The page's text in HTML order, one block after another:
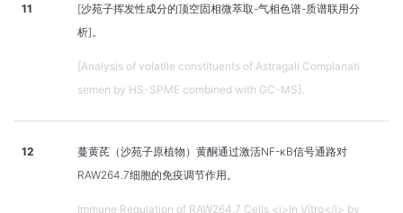
11
[沙苑子挥发性成分的顶空固相微萃取-气相色谱-质谱联用分
析]。
[Analysis of volatile constituents of Astragali Complanati
semen by HS-SPME combined with GC-MS].
12
蔓黄芪（沙苑子原植物）黄酮通过激活NF-κB信号通路对
RAW264.7细胞的免疫调节作用。
Immune Regulation of RAW264.7 Cells <i>In Vitro</i> by